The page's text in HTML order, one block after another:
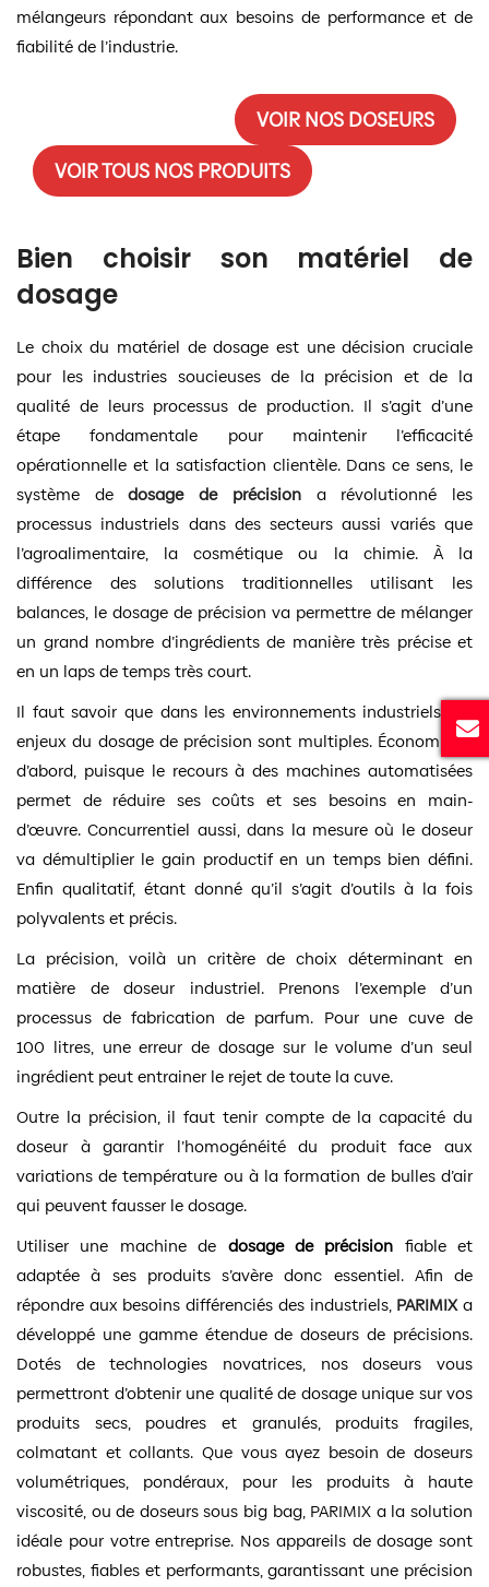
mélangeurs répondant aux besoins de performance et de
fiabilité de l’industrie.
VOIR NOS DOSEURS
VOIR TOUS NOS PRODUITS
Bien choisir son matériel de
dosage
Le choix du matériel de dosage est une décision cruciale
pour les industries soucieuses de la précision et de la
qualité de leurs processus de production. Il s’agit d’une
étape fondamentale pour maintenir l’efficacité
opérationnelle et la satisfaction clientèle. Dans ce sens, le
système dedosage de précisiona révolutionné les
processus industriels dans des secteurs aussi variés que
l’agroalimentaire, la cosmétique ou la chimie. À la
différence des solutions traditionnelles utilisant les
balances, le dosage de précision va permettre de mélanger
un grand nombre d’ingrédients de manière très précise et
en un laps de temps très court.
Il faut savoir que dans les environnements industriels, les
enjeux du dosage de précision sont multiples. Économique
d’abord, puisque le recours à des machines automatisées
permet de réduire ses coûts et ses besoins en main-
d’œuvre. Concurrentiel aussi, dans la mesure où le doseur
va démultiplier le gain productif en un temps bien défini.
Enfin qualitatif, étant donné qu’il s’agit d’outils à la fois
polyvalents et précis.
La précision, voilà un critère de choix déterminant en
matière de doseur industriel. Prenons l’exemple d’un
processus de fabrication de parfum. Pour une cuve de
100 litres, une erreur de dosage sur le volume d’un seul
ingrédient peut entrainer le rejet de toute la cuve.
Outre la précision, il faut tenir compte de la capacité du
doseur à garantir l’homogénéité du produit face aux
variations de température ou à la formation de bulles d’air
qui peuvent fausser le dosage.
Utiliser une machine de dosage de précision fiable et
adaptée à ses produits s’avère donc essentiel. Afin de
répondre aux besoins différenciés des industriels, PARIMIX a
développé une gamme étendue de doseurs de précisions.
Dotés de technologies novatrices, nos doseurs vous
permettront d’obtenir une qualité de dosage unique sur vos
produits secs, poudres et granulés, produits fragiles,
colmatant et collants. Que vous ayez besoin de doseurs
volumétriques, pondéraux, pour les produits à haute
viscosité, ou de doseurs sous big bag, PARIMIX a la solution
idéale pour votre entreprise. Nos appareils de dosage sont
robustes, fiables et performants, garantissant une précision